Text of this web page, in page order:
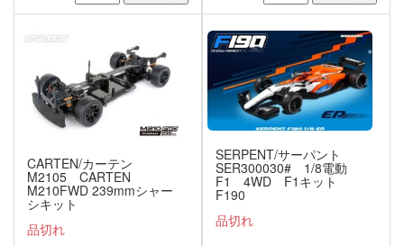
CARTEN/カーテン
M2105 CARTEN
M210FWD 239mmシャー
シキット
品切れ
SERPENT/サーパント
SER300030# 1/8電動
F1 4WD F1キット
F190
品切れ